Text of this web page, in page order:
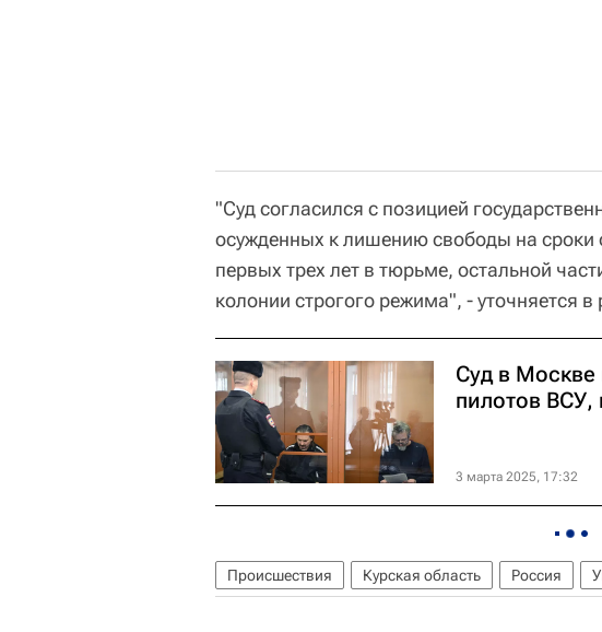
"Суд согласился с позицией
осужденных к лишению свободы на сроки
первых трех лет в тюрьме, остальной
колонии строгого режима", - уточняется в
Суд в Москве
пилотов ВСУ,
3 марта 2025, 17:32
Происшествия Курская область Россия